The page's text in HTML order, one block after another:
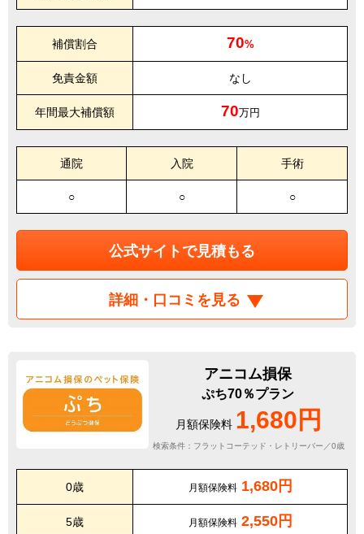
補償割合 70%
免責金額 なし
年間最大補償額 70万円
通院 入院 手術
○ ○ ○
公式サイトで見積もる
詳細・口コミを見る
アニコム損保
ぷち70％プラン
月額保険料 1,680円
検索条件：フラットコーテッド・レトリーバー／0歳
0歳 月額保険料 1,680円
5歳 月額保険料 2,550円